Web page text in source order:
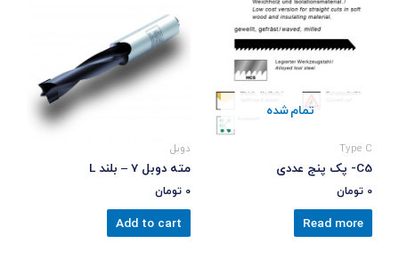
تمام شده
Type C
C5- پک پنج عددی
0 تومان
Read more
دوبل
مته دوبل 7 – بلند L
0 تومان
Add to cart